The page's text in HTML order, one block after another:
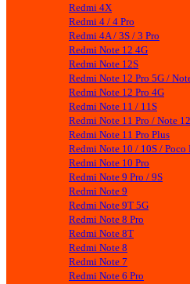
Redmi 4X
Redmi 4 / 4 Pro
Redmi 4A / 3S / 3 Pro
Redmi Note 12 4G
Redmi Note 12S
Redmi Note 12 Pro 5G /
Redmi Note 12 Pro 4G
Redmi Note 11 / 11S
Redmi Note 11 Pro / Note
Redmi Note 11 Pro Plus
Redmi Note 10 / 10S / Poco
Redmi Note 10 Pro
Redmi Note 9 Pro / 9S
Redmi Note 9
Redmi Note 9T 5G
Redmi Note 8 Pro
Redmi Note 8T
Redmi Note 8
Redmi Note 7
Redmi Note 6 Pro